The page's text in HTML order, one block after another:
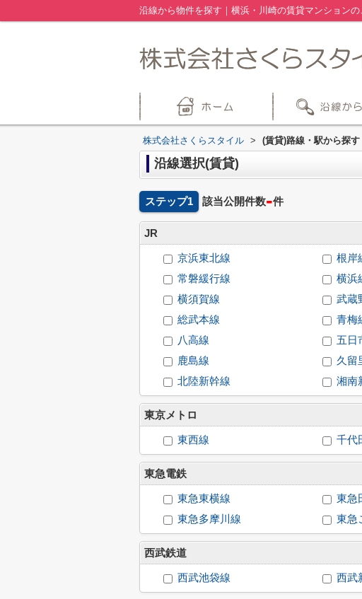
沿線から物件を探す｜横浜・川崎の賃貸マンション
株式会社さくらスタイル > (賃貸)路線・駅から探す
沿線選択(賃貸)
ステップ1 該当公開件数-件
JR
京浜東北線 根岸
常磐緩行線
横浜
横須賀線
武蔵
総武本線
青梅
八高線
五日
鹿島線
久留
北陸新幹線
湘南
東京メトロ
東西線 千代
東急電鉄
東急東横線 東急
東急多摩川線
東急
西武鉄道
西武池袋線 西武